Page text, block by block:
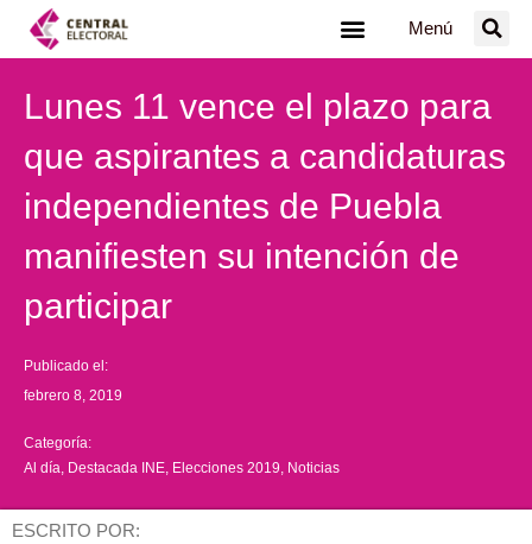
Menú
Lunes 11 vence el plazo para
que aspirantes a candidaturas
independientes de Puebla
manifiesten su intención de
participar
Publicado el:
febrero 8, 2019
Categoría:
Al día Destacada INE Elecciones 2019 Noticias
ESCRITO POR: